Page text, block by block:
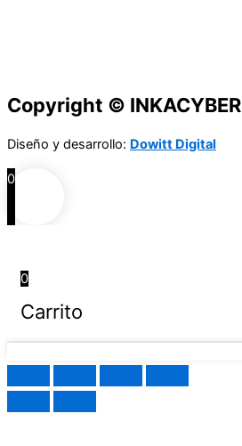
Copyright © INKACYBER
Diseño y desarrollo: Dowitt Digital
0
0
Carrito